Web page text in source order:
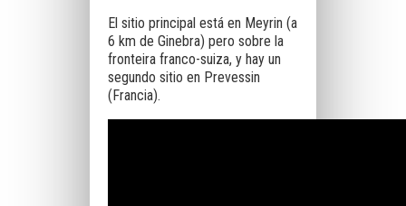
El sitio principal está en Meyrin (a
6 km de Ginebra) pero sobre la
fronteira franco-suiza, y hay un
segundo sitio en Prevessin
(Francia).